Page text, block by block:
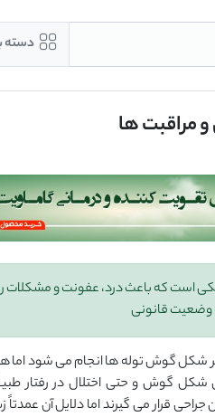
دسته
مراقبت ها
که باعث درد، عفونت و مشکلات
وضعیت قانونی
گوش توله ها انجام می شود اما
شکل گوش و حتی اختلال در رفتار
قرار می گیرند اما دلایل آن عمدتاً